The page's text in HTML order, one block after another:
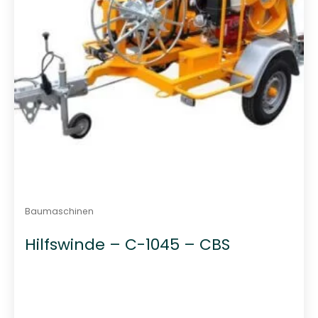
Baumaschinen
Hilfswinde – C-1045 – CBS